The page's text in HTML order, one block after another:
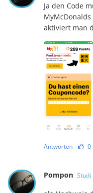
Ja den Code
aktiviert man
Antworten 0
Pompon Studi